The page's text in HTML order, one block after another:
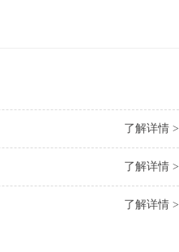
了解详情 >
了解详情 >
了解详情 >